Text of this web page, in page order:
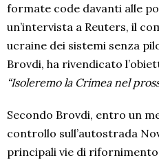
formate code davanti alle
un’intervista a Reuters, il
ucraine dei sistemi senza
Brovdi, ha rivendicato
“Isoleremo la Crimea nel
Secondo Brovdi, entro un
controllo sull’autostrada
principali vie di